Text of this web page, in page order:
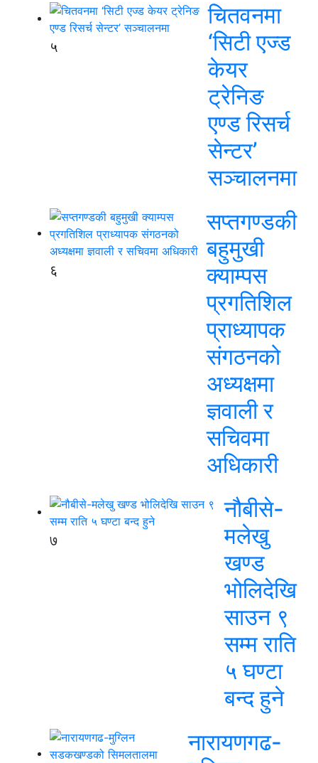
५
चितवनमा
‘सिटी एज्ड
केयर
ट्रेनिङ
एण्ड रिसर्च
सेन्टर’
सञ्चालनमा
६
सप्तगण्डकी
बहुमुखी
क्याम्पस
प्रगतिशिल
प्राध्यापक
संगठनको
अध्यक्षमा
ज्ञवाली र
सचिवमा
अधिकारी
७
नौबीसे-
मलेखु
खण्ड
भोलिदेखि
साउन ९
सम्म राति
५ घण्टा
बन्द हुने
नारायणगढ-